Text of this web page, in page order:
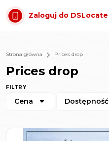
Przejdź do treści
Zaloguj do DSLocate
Strona główna Prices drop
Prices drop
FILTRY
Cena Dostępność